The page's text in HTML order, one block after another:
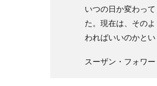
いつの日か変わっ
た。現在は、その
わればいいのかとい
スーザン・フォワ